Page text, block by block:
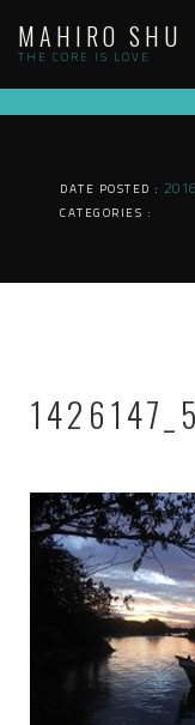
content
MAHIRO SHU
THE CORE IS LOVE
DATE POSTED :
CATEGORIES :